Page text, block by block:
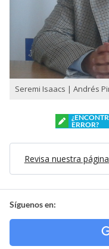
Seremi Isaacs | Andrés
ERROR?
Revisa nuestra
Síguenos en: